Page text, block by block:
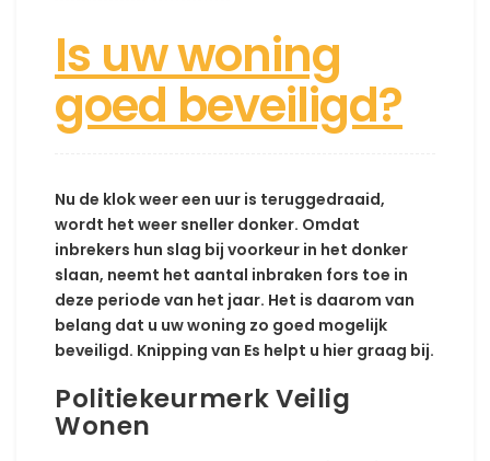
Is uw woning
goed beveiligd?
Nu de klok weer een uur is teruggedraaid,
wordt het weer sneller donker. Omdat
inbrekers hun slag bij voorkeur in het donker
slaan, neemt het aantal inbraken fors toe in
deze periode van het jaar. Het is daarom van
belang dat u uw woning zo goed mogelijk
beveiligd. Knipping van Es helpt u hier graag bij.
Politiekeurmerk Veilig
Wonen